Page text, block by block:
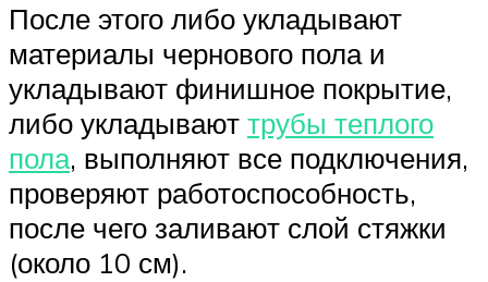
После этого либо укладывают
материалы чернового пола и
укладывают финишное покрытие,
либо укладывают трубы теплого
пола, выполняют все подключения,
проверяют работоспособность,
после чего заливают слой стяжки
(около 10 см).